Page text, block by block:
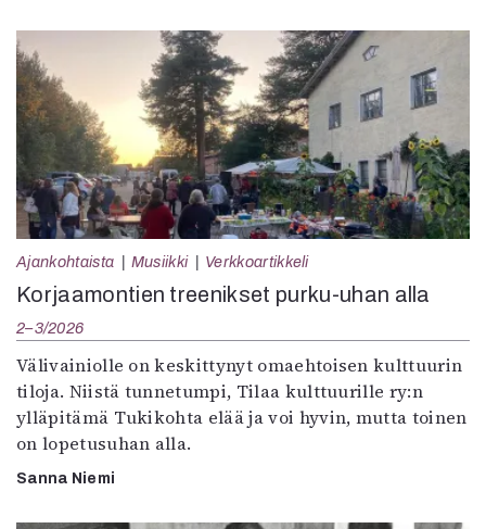
Ajankohtaista Musiikki Verkkoartikkeli
Korjaamontien treenikset purku-uhan alla
2–3/2026
Välivainiolle on keskittynyt omaehtoisen kulttuurin
tiloja. Niistä tunnetumpi, Tilaa kulttuurille ry:n
ylläpitämä Tukikohta elää ja voi hyvin, mutta toinen
on lopetusuhan alla.
Sanna Niemi